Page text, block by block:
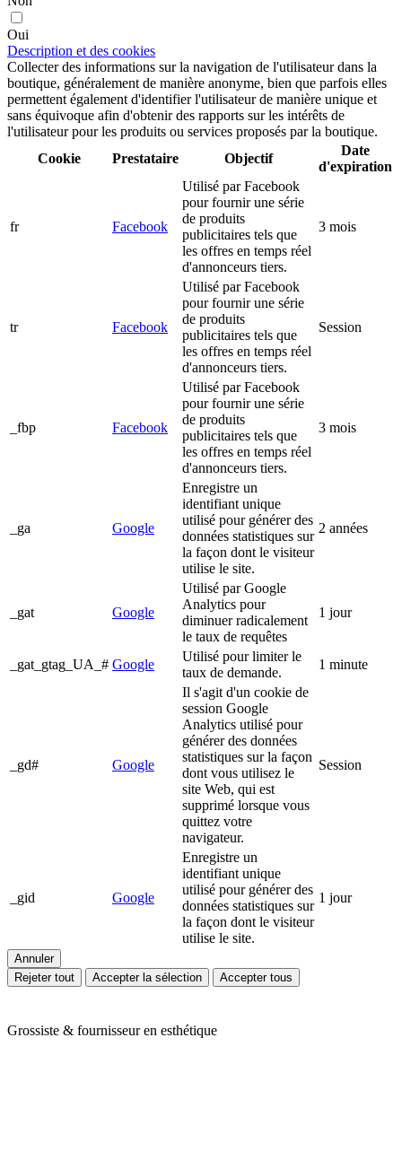
Oui
Description et des cookies
Collecter des informations sur la navigation de l'utilisateur dans la
boutique, généralement de manière anonyme, bien que parfois elles
permettent également d'identifier l'utilisateur de manière unique et
sans équivoque afin d'obtenir des rapports sur les intérêts de
l'utilisateur pour les produits ou services proposés par la boutique.
Cookie
Prestataire Objectif
Date
d'expiration
fr Facebook
Utilisé par Facebook
pour fournir une série
de produits
publicitaires tels que
les offres en temps réel
d'annonceurs tiers.
3 mois
tr Facebook
Utilisé par Facebook
pour fournir une série
de produits
publicitaires tels que
les offres en temps réel
d'annonceurs tiers.
Session
_fbp Facebook
Utilisé par Facebook
pour fournir une série
de produits
publicitaires tels que
les offres en temps réel
d'annonceurs tiers.
3 mois
_ga Google
Enregistre un
identifiant unique
utilisé pour générer des
données statistiques sur
la façon dont le visiteur
utilise le site.
2 années
_gat Google
Utilisé par Google
Analytics pour
diminuer radicalement
le taux de requêtes
1 jour
_gat_gtag_UA_# Google
Utilisé pour limiter le
taux de demande.
1 minute
_gd# Google
Il s'agit d'un cookie de
session Google
Analytics utilisé pour
générer des données
statistiques sur la façon
dont vous utilisez le
site Web, qui est
supprimé lorsque vous
quittez votre
navigateur.
Session
_gid Google
Enregistre un
identifiant unique
utilisé pour générer des
données statistiques sur
la façon dont le visiteur
utilise le site.
1 jour
Annuler
Rejeter tout
Accepter la sélection Accepter tous
Grossiste & fournisseur en esthétique